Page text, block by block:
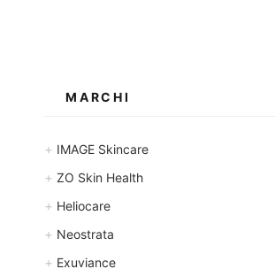
MARCHI
+ IMAGE Skincare
+ ZO Skin Health
+ Heliocare
+ Neostrata
+ Exuviance